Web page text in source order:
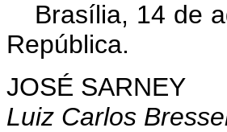
Brasília, 14 de
República.
JOSÉ SARNEY
Luiz Carlos